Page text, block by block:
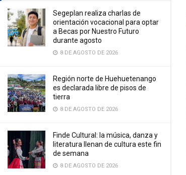
Segeplan realiza charlas de
orientación vocacional para optar
a Becas por Nuestro Futuro
durante agosto
8 DE AGOSTO DE 2026
Región norte de Huehuetenango
es declarada libre de pisos de
tierra
8 DE AGOSTO DE 2026
Finde Cultural: la música, danza y
literatura llenan de cultura este fin
de semana
8 DE AGOSTO DE 2026